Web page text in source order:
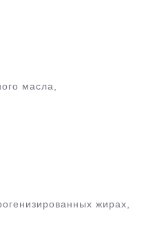
масла,
жирах,